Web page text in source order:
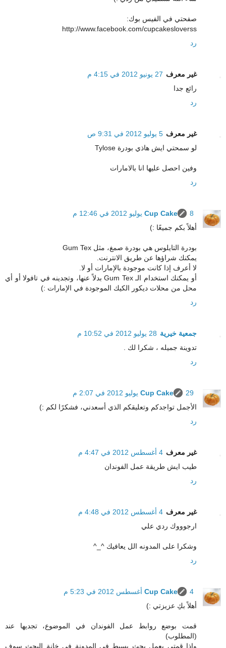
صفحتي في الفيس بوك:
http://www.facebook.com/cupcakesloverss
رد
غير معرف 27 يونيو 2012 في 4:15 م
رائع جدا
رد
غير معرف 5 يوليو 2012 في 9:31 ص
لو سمحتي ايش هاذي بودرة Tylose
وفين احصل عليها انا بالامارات
رد
Cup Cake
8 يوليو 2012 في 12:46 م
أهلاً بكم جميعًا :)
بودرة التايلوس هي بودرة صمغ، مثل Gum Tex
يمكنك شراؤها عن طريق الانترنت.
لا أعرف إذا كانت موجودة بالإمارات أو لا.
أو يمكنك استخدام الـ Gum Tex بدلاً عنها، وتجدينه في تافولا أو أي
محل من محلات ديكور الكيك الموجودة في الإمارات :)
رد
جمعية خيرية 28 يوليو 2012 في 10:52 م
تدوينة جميله ، شكرا لك .
رد
Cup Cake
29 يوليو 2012 في 2:07 م
الأجمل تواجدكم وتعليقكم الذي أسعدني، فشكرًا لكم :)
رد
غير معرف 4 أغسطس 2012 في 4:47 م
طيب ايش طريقة عمل الفوندان
رد
غير معرف 4 أغسطس 2012 في 4:48 م
ارجوووك ردي علي
وشكرا على المدونه الل يعافيك ^_^
رد
Cup Cake
4 أغسطس 2012 في 5:23 م
أهلاً بكِ عزيزتي :)
قمت بوضع روابط عمل الفوندان في الموضوع، تجديها عند
(المطلوب)
وإذا قمتي بعمل بحث بسيط في المدونة في خانة البحث سوف